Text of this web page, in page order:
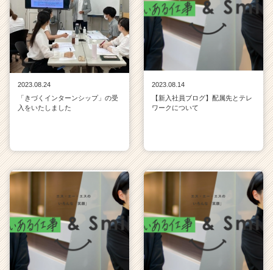
2023.08.24
「きづくインターンシップ」の受
入をいたしました
2023.08.14
【新入社員ブログ】配属先とテレ
ワークについて